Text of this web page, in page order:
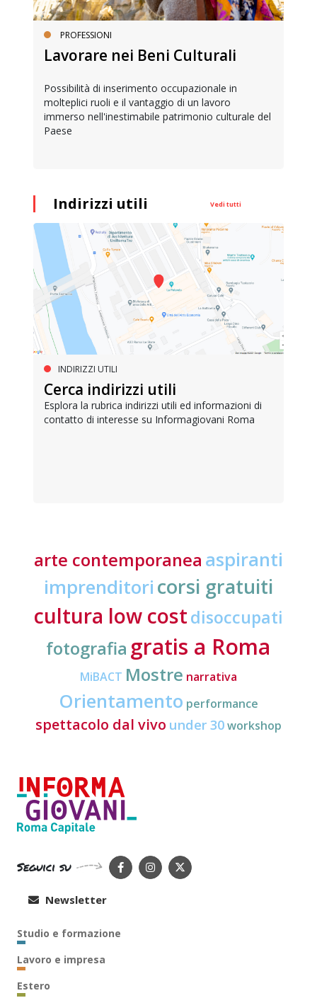
PROFESSIONI
Lavorare nei Beni Culturali
Possibilità di inserimento occupazionale in
molteplici ruoli e il vantaggio di un lavoro
immerso nell'inestimabile patrimonio culturale del
Paese
Indirizzi utili Vedi tutti
INDIRIZZI UTILI
Cerca indirizzi utili
Esplora la rubrica indirizzi utili ed informazioni di
contatto di interesse su Informagiovani Roma
arte contemporanea aspiranti
imprenditori corsi gratuiti
cultura low costdisoccupati
fotografia gratis a Roma
MiBACT Mostre narrativa
Orientamento performance
spettacolo dal vivo under 30workshop
Seguici su
Newsletter
Studio e formazione
Lavoro e impresa
Estero